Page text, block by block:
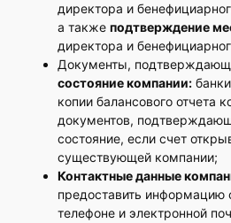
директора и
а также подтверждение
директора и
Документы,
состояние компании:
копии балансового отчета
документов,
состояние, если счет
существующей компании;
Контактные данные
предоставить информацию
телефоне и электронной